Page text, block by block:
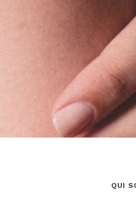
QUI